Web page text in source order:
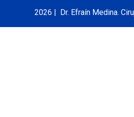
2026 | Dr. Efraín Medina.